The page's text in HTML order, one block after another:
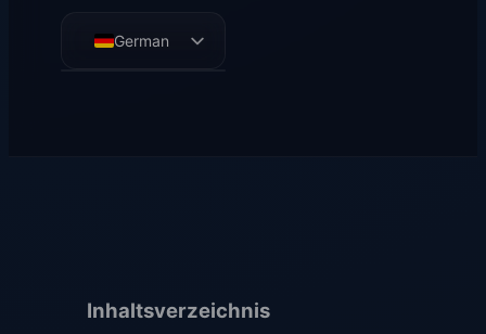
German
Inhaltsverzeichnis